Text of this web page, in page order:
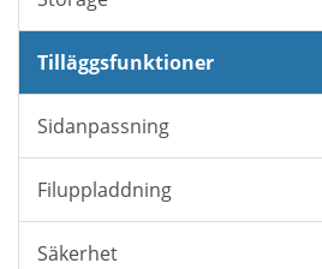
Tilläggsfunktioner
Sidanpassning
Filuppladdning
Säkerhet